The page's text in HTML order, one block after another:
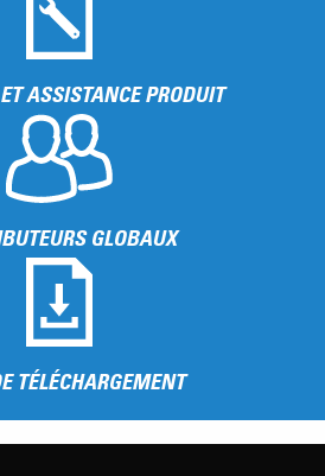
ASSISTANCE PRODUIT
GLOBAUX
TÉLÉCHARGEMENT